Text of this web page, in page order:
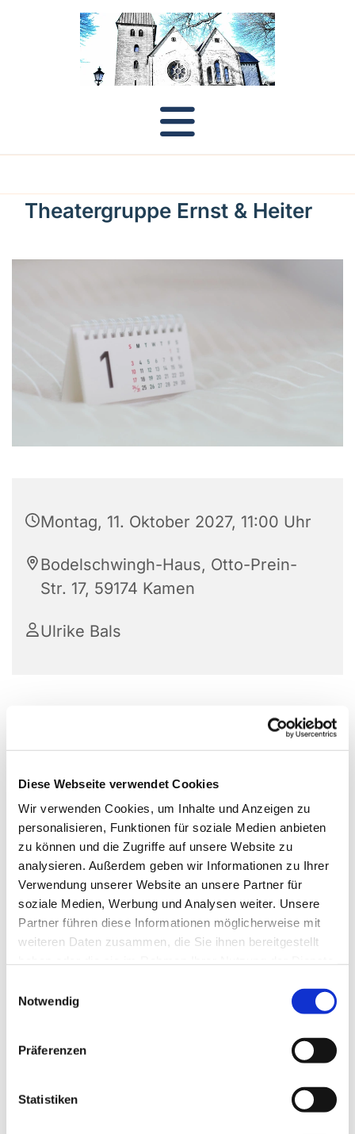
Diese Webseite verwendet Cookies
Wir verwenden Cookies, um Inhalte und Anzeigen zu
personalisieren, Funktionen für soziale Medien anbieten
zu können und die Zugriffe auf unsere Website zu
analysieren. Außerdem geben wir Informationen zu Ihrer
Verwendung unserer Website an unsere Partner für
soziale Medien, Werbung und Analysen weiter. Unsere
Partner führen diese Informationen möglicherweise mit
weiteren Daten zusammen, die Sie ihnen bereitgestellt
Notwendig
Präferenzen
Statistiken
Theatergruppe Ernst & Heiter
Montag, 11. Oktober 2027, 11:00 Uhr
Bodelschwingh-Haus, Otto-Prein-
Str. 17, 59174 Kamen
Ulrike Bals